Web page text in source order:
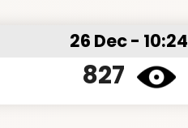
26 Dec - 10:24
827